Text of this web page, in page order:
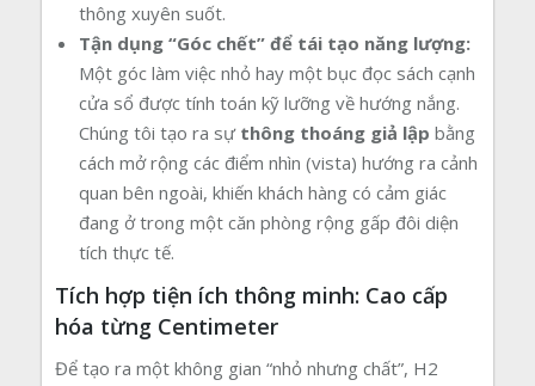
thông xuyên suốt.
Tận dụng “Góc chết” để tái tạo năng lượng:
Một góc làm việc nhỏ hay một bục đọc sách cạnh
cửa sổ được tính toán kỹ lưỡng về hướng nắng.
Chúng tôi tạo ra sự thông thoáng giả lập bằng
cách mở rộng các điểm nhìn (vista) hướng ra cảnh
quan bên ngoài, khiến khách hàng có cảm giác
đang ở trong một căn phòng rộng gấp đôi diện
tích thực tế.
Tích hợp tiện ích thông minh: Cao cấp
hóa từng Centimeter
Để tạo ra một không gian “nhỏ nhưng chất”, H2